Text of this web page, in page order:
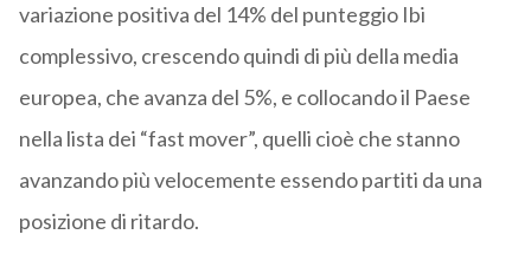
variazione positiva del 14% del punteggio Ibi
complessivo, crescendo quindi di più della media
europea, che avanza del 5%, e collocando il Paese
nella lista dei “fast mover”, quelli cioè che stanno
avanzando più velocemente essendo partiti da una
posizione di ritardo.